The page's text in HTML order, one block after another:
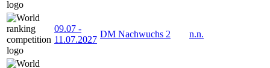
09.07 -
11.07.2027
DM Nachwuchs 2 n.n.